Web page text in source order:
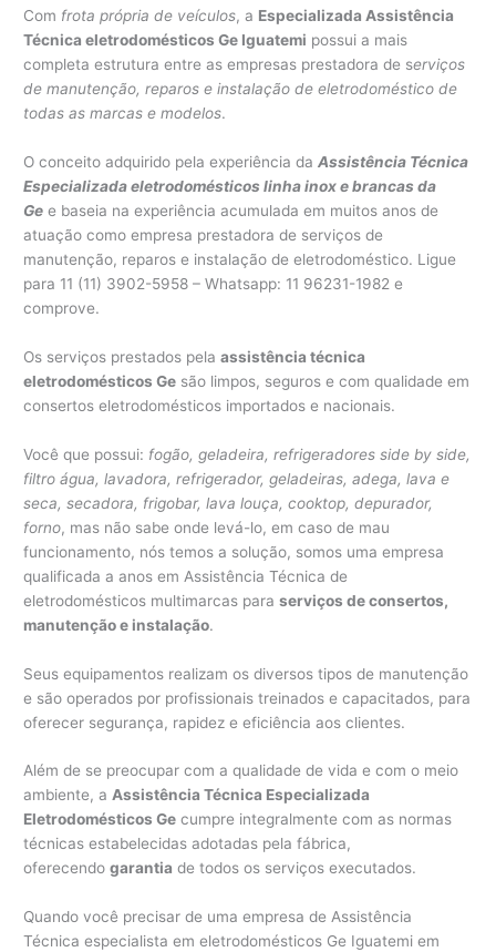
Com frota própria de veículos, a Especializada Assistência
Técnica eletrodomésticos Ge Iguatemi possui a mais
completa estrutura entre as empresas prestadora de serviços
de manutenção, reparos e instalação de eletrodoméstico de
todas as marcas e modelos.
O conceito adquirido pela experiência daAssistência Técnica
Especializada eletrodomésticos linha inox e brancas da
Ge e baseia na experiência acumulada em muitos anos de
atuação como empresa prestadora de serviços de
manutenção, reparos e instalação de eletrodoméstico. Ligue
para 11 (11) 3902-5958 – Whatsapp: 11 96231-1982 e
comprove.
Os serviços prestados pelaassistência técnica
eletrodomésticos Ge são limpos, seguros e com qualidade em
consertos eletrodomésticos importados e nacionais.
Você que possui: fogão, geladeira, refrigeradores side by side,
filtro água, lavadora, refrigerador, geladeiras, adega, lava e
seca, secadora, frigobar, lava louça, cooktop, depurador,
forno, mas não sabe onde levá-lo, em caso de mau
funcionamento, nós temos a solução, somos uma empresa
qualificada a anos em Assistência Técnica de
eletrodomésticos multimarcas paraserviços de consertos,
manutenção e instalação.
Seus equipamentos realizam os diversos tipos de manutenção
e são operados por profissionais treinados e capacitados, para
oferecer segurança, rapidez e eficiência aos clientes.
Além de se preocupar com a qualidade de vida e com o meio
ambiente, aAssistência Técnica Especializada
Eletrodomésticos Ge cumpre integralmente com as normas
técnicas estabelecidas adotadas pela fábrica,
oferecendogarantia de todos os serviços executados.
Quando você precisar de uma empresa de Assistência
Técnica especialista em eletrodomésticos Ge Iguatemi em